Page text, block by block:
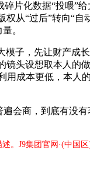
片化数据“投喂”
从“过后”转向“自
。
子，先让财产成
头设想取本人的
成本更低，本人
会商，到底有没
。J9集团官网·(中国